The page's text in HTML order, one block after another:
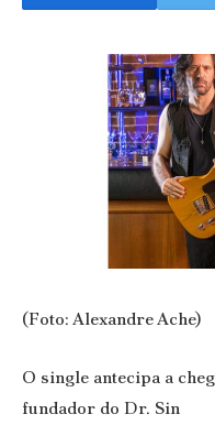
(Foto: Alexandre Ache)
O single antecipa a
fundador do Dr. Sin